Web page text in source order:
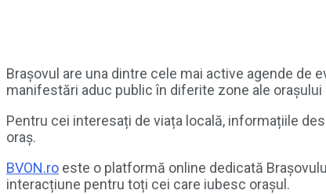
Brașovul are una dintre cele mai active agende de
manifestări aduc public în diferite zone ale
Pentru cei interesați de viața locală, informațiile
oraș.
BVON.ro este o platformă online dedicată
interacțiune pentru toți cei care iubesc orașul.